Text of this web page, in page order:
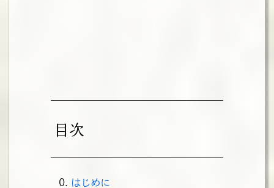
目次
はじめに